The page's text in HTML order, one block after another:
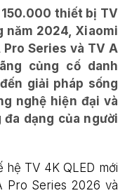
thiết bị TV
năm 2024, Xiaomi
Series và TV A
củng cố danh
giải pháp sống
nghệ hiện đại và
dạng của người
TV 4K QLED mới
Pro Series 2026 và